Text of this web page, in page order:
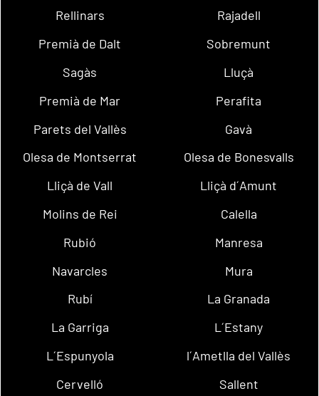
Rellinars
Rajadell
Premià de Dalt
Sobremunt
Sagàs
Lluçà
Premià de Mar
Perafita
Parets del Vallès
Gavà
Olesa de Montserrat
Olesa de Bonesvalls
Lliçà de Vall
Lliçà d´Amunt
Molins de Rei
Calella
Rubió
Manresa
Navarcles
Mura
Rubí
La Granada
La Garriga
L´Estany
L´Espunyola
l´Ametlla del Vallès
Cervelló
Sallent